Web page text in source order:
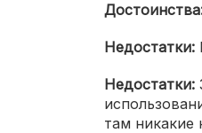
Недостатки:
Недостатки:
там никакие